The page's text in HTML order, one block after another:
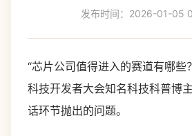
发布时间：2026-01-05
“芯片公司值得进入的赛道有哪些
科技开发者大会知名科技科普博
话环节抛出的问题。